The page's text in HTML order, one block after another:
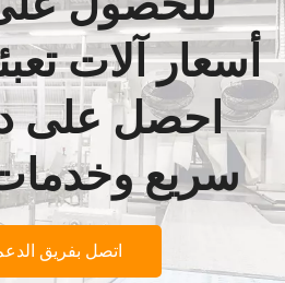
أسعار آلات
احصل على
سريع
اتصل بفريق